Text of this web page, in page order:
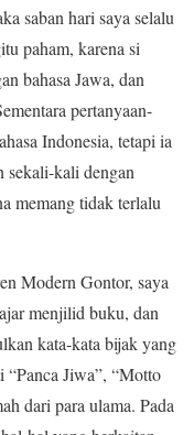
saban hari saya selalu
paham, karena si
bahasa Jawa, dan
pertanyaan-
Indonesia, tetapi ia
sekali-kali dengan
memang tidak terlalu
Modern Gontor, saya
menjilid buku, dan
kata-kata bijak yang
Jiwa”, “Motto
dari para ulama. Pada